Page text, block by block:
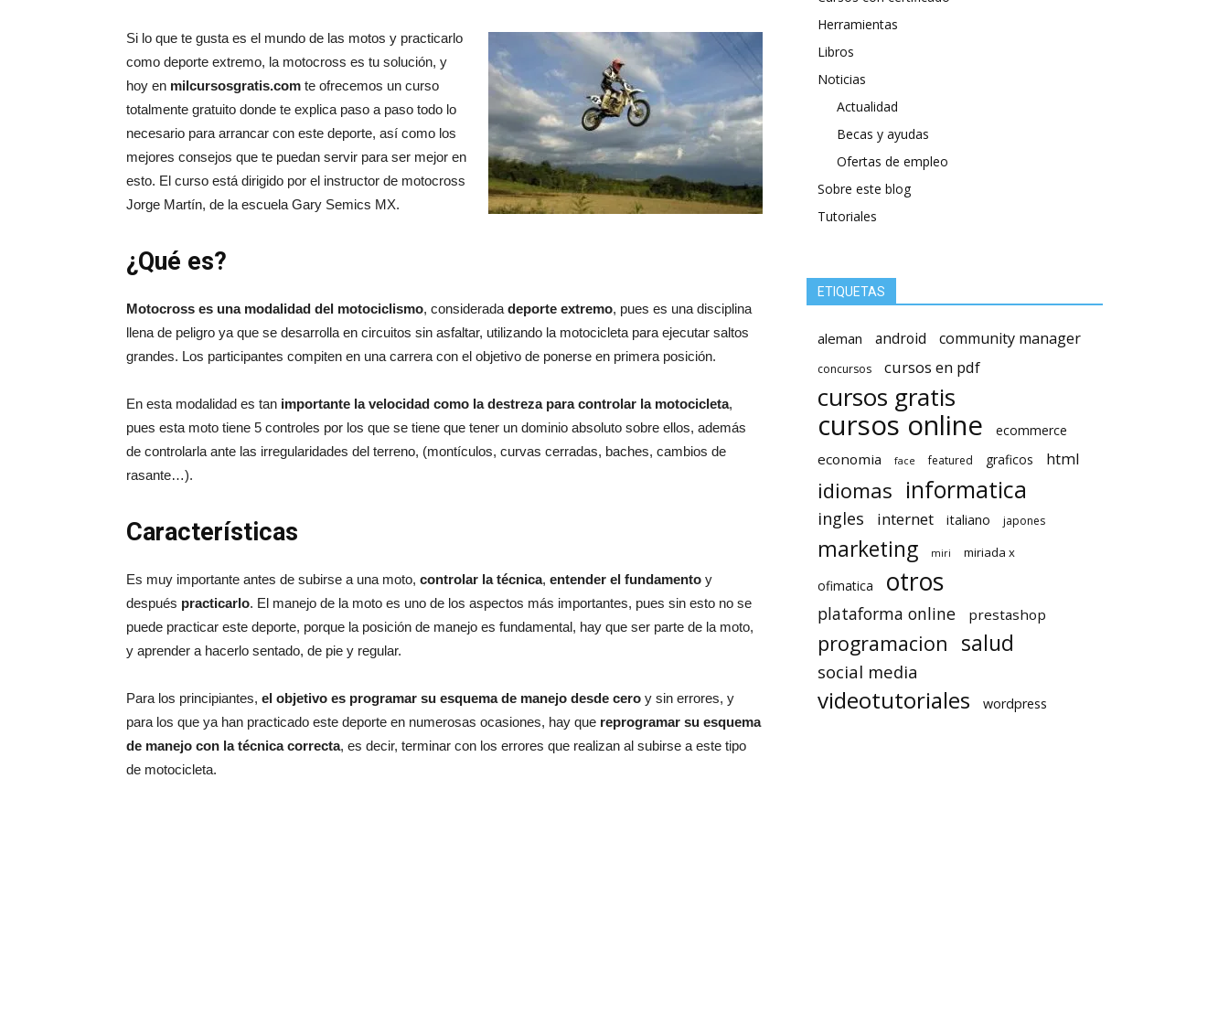
Si lo que te gusta es el mundo de las motos y practicarlo
como deporte extremo, la motocross es tu solución, y
hoy en milcursosgratis.com te ofrecemos un curso
totalmente gratuito donde te explica paso a paso todo lo
necesario para arrancar con este deporte, así como los
mejores consejos que te puedan servir para ser mejor en
esto. El curso está dirigido por el instructor de motocross
Jorge Martín, de la escuela Gary Semics MX.
¿Qué es?
Motocross es una modalidad del motociclismo, considerada deporte extremo, pues es una disciplina
llena de peligro ya que se desarrolla en circuitos sin asfaltar, utilizando la motocicleta para ejecutar saltos
grandes. Los participantes compiten en una carrera con el objetivo de ponerse en primera posición.
En esta modalidad es tan importante la velocidad como la destreza para controlar la motocicleta,
pues esta moto tiene 5 controles por los que se tiene que tener un dominio absoluto sobre ellos, además
de controlarla ante las irregularidades del terreno, (montículos, curvas cerradas, baches, cambios de
rasante…).
Características
Es muy importante antes de subirse a una moto, controlar la técnica, entender el fundamento y
después practicarlo. El manejo de la moto es uno de los aspectos más importantes, pues sin esto no se
puede practicar este deporte, porque la posición de manejo es fundamental, hay que ser parte de la moto,
y aprender a hacerlo sentado, de pie y regular.
Para los principiantes, el objetivo es programar su esquema de manejo desde cero y sin errores, y
para los que ya han practicado este deporte en numerosas ocasiones, hay que reprogramar su esquema
de manejo con la técnica correcta, es decir, terminar con los errores que realizan al subirse a este tipo
de motocicleta.
Herramientas
Libros
Noticias
Actualidad
Becas y ayudas
Ofertas de empleo
Sobre este blog
Tutoriales
ETIQUETAS
aleman android community manager
concursos cursos en pdf
cursos gratis
cursos online ecommerce
economia face featured graficos html
idiomas informatica
ingles internet italiano japones
marketing miri miriada x
ofimatica otros
plataforma online prestashop
programacion salud
social media
videotutoriales wordpress